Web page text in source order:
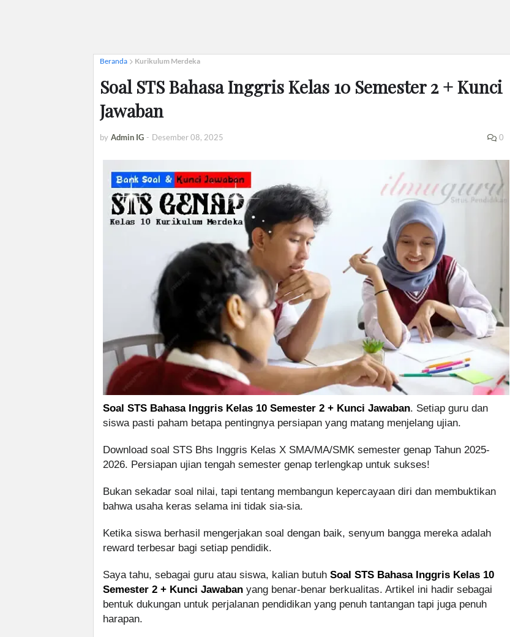
Beranda Kurikulum Merdeka
Soal STS Bahasa Inggris Kelas 10 Semester 2 + Kunci
Jawaban
by Admin IG - Desember 08, 2025 0
Soal STS Bahasa Inggris Kelas 10 Semester 2 + Kunci Jawaban. Setiap guru dan
siswa pasti paham betapa pentingnya persiapan yang matang menjelang ujian.
Download soal STS Bhs Inggris Kelas X SMA/MA/SMK semester genap Tahun 2025-
2026. Persiapan ujian tengah semester genap terlengkap untuk sukses!
Bukan sekadar soal nilai, tapi tentang membangun kepercayaan diri dan membuktikan
bahwa usaha keras selama ini tidak sia-sia.
Ketika siswa berhasil mengerjakan soal dengan baik, senyum bangga mereka adalah
reward terbesar bagi setiap pendidik.
Saya tahu, sebagai guru atau siswa, kalian butuh Soal STS Bahasa Inggris Kelas 10
Semester 2 + Kunci Jawaban yang benar-benar berkualitas. Artikel ini hadir sebagai
bentuk dukungan untuk perjalanan pendidikan yang penuh tantangan tapi juga penuh
harapan.